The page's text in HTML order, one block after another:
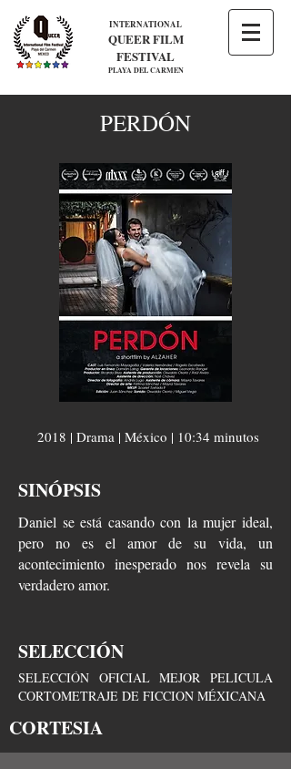
INTERNATIONAL
QUEER FILM
FESTIVAL
PLAYA DEL CARMEN
PERDÓN
2018 | Drama | México | 10:34 minutos
SINÓPSIS
Daniel se está casando con la mujer ideal,
pero no es el amor de su vida, un
acontecimiento inesperado nos revela su
verdadero amor.
SELECCIÓN
SELECCIÓN OFICIAL MEJOR PELICULA
CORTOMETRAJE DE FICCION MÉXICANA
CORTESIA